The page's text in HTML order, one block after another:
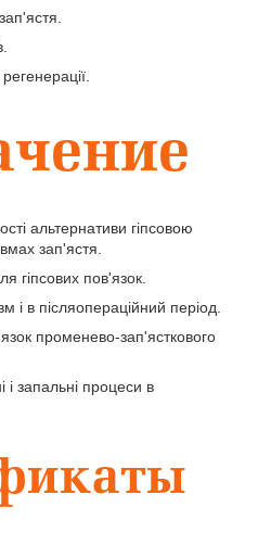
зап'ястя.
альтернативи гіпсовою
зап'ястя.
гіпсових пов'язок.
і в післяопераційний період.
променево-зап'ясткового
і запальні процеси в